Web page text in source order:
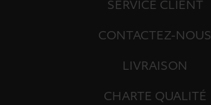
SERVICE CLIENT
CONTACTEZ-NOUS
LIVRAISON
CHARTE QUALITÉ